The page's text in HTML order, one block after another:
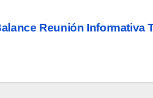
Reunión Informativa